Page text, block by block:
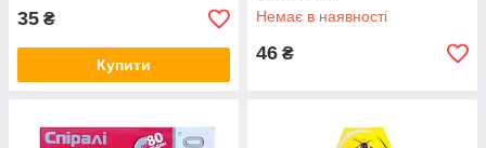
35 ₴
Купити
Немає в наявності
46 ₴